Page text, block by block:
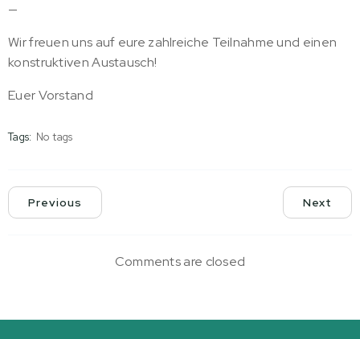
—
Wir freuen uns auf eure zahlreiche Teilnahme und einen
konstruktiven Austausch!
Euer Vorstand
Tags: No tags
Previous Next
Comments are closed